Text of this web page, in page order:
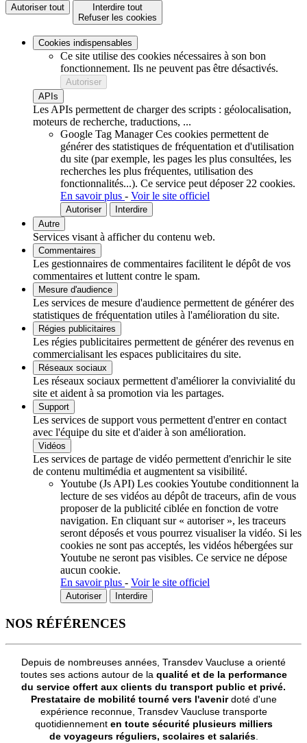
Autoriser tout
Interdire tout
Refuser les cookies
Cookies indispensables
Ce site utilise des cookies nécessaires à son bon
fonctionnement. Ils ne peuvent pas être désactivés.
Autoriser
APIs
Les APIs permettent de charger des scripts : géolocalisation,
moteurs de recherche, traductions, ...
Google Tag Manager Ces cookies permettent de
générer des statistiques de fréquentation et d'utilisation
du site (par exemple, les pages les plus consultées, les
recherches les plus fréquentes, utilisation des
fonctionnalités...). Ce service peut déposer 22 cookies.
En savoir plus - Voir le site officiel
Autoriser
Interdire
Autre
Services visant à afficher du contenu web.
Commentaires
Les gestionnaires de commentaires facilitent le dépôt de vos
commentaires et luttent contre le spam.
Mesure d'audience
Les services de mesure d'audience permettent de générer des
statistiques de fréquentation utiles à l'amélioration du site.
Régies publicitaires
Les régies publicitaires permettent de générer des revenus en
commercialisant les espaces publicitaires du site.
Réseaux sociaux
Les réseaux sociaux permettent d'améliorer la convivialité du
site et aident à sa promotion via les partages.
Support
Les services de support vous permettent d'entrer en contact
avec l'équipe du site et d'aider à son amélioration.
Vidéos
Les services de partage de vidéo permettent d'enrichir le site
de contenu multimédia et augmentent sa visibilité.
Youtube (Js API) Les cookies Youtube conditionnent la
lecture de ses vidéos au dépôt de traceurs, afin de vous
proposer de la publicité ciblée en fonction de votre
navigation. En cliquant sur « autoriser », les traceurs
seront déposés et vous pourrez visualiser la vidéo. Si les
cookies ne sont pas acceptés, les vidéos hébergées sur
Youtube ne seront pas visibles. Ce service ne dépose
aucun cookie.
En savoir plus - Voir le site officiel
Autoriser Interdire
NOS RÉFÉRENCES
Depuis de nombreuses années, Transdev Vaucluse a orienté
toutes ses actions autour de la qualité et de la performance
du service offert aux clients du transport public et privé.
Prestataire de mobilité tourné vers l'avenirdoté d'une
expérience reconnue, Transdev Vaucluse transporte
quotidiennement en toute sécurité plusieurs milliers
de voyageurs réguliers, scolaires et salariés.